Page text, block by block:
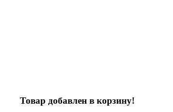
Товар добавлен в корзину!